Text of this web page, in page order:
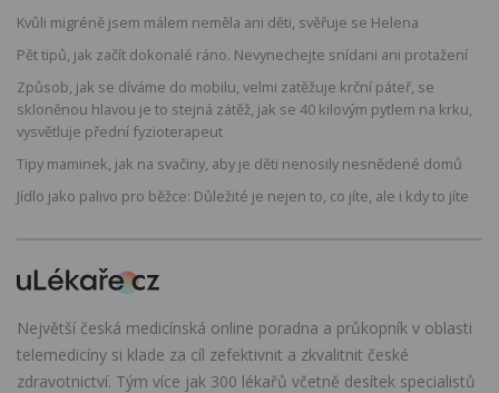
Kvůli migréně jsem málem neměla ani děti, svěřuje se Helena
Pět tipů, jak začít dokonalé ráno. Nevynechejte snídani ani protažení
Způsob, jak se díváme do mobilu, velmi zatěžuje krční páteř, se
skloněnou hlavou je to stejná zátěž, jak se 40 kilovým pytlem na krku,
vysvětluje přední fyzioterapeut
Tipy maminek, jak na svačiny, aby je děti nenosily nesnědené domů
Jídlo jako palivo pro běžce: Důležité je nejen to, co jíte, ale i kdy to jíte
Největší česká medicínská online poradna a průkopník v oblasti
telemedicíny si klade za cíl zefektivnit a zkvalitnit české
zdravotnictví. Tým více jak 300 lékařů včetně desítek specialistů